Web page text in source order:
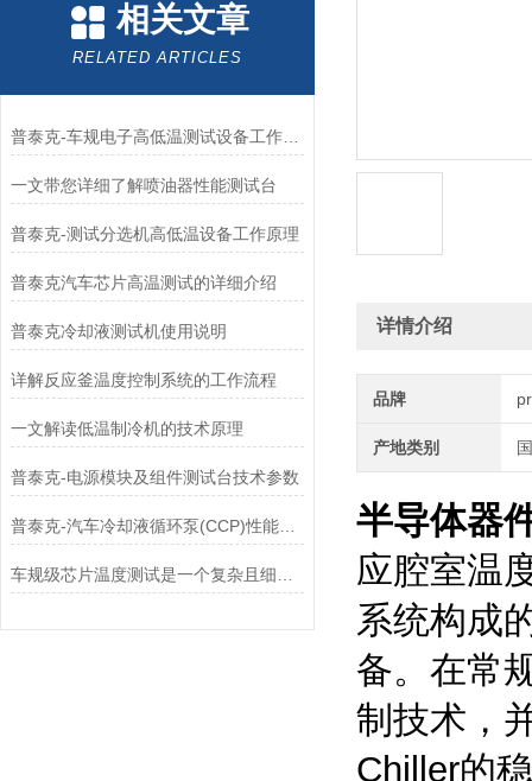
相关文章
RELATED ARTICLES
普泰克-车规电子高低温测试设备工作原理
一文带您详细了解喷油器性能测试台
普泰克-测试分选机高低温设备工作原理
普泰克汽车芯片高温测试的详细介绍
普泰克冷却液测试机使用说明
详解反应釜温度控制系统的工作流程
一文解读低温制冷机的技术原理
普泰克-电源模块及组件测试台技术参数
普泰克-汽车冷却液循环泵(CCP)性能测试台核心组成与原理
详情介绍
品牌
产地类别
半导体器
应腔室温
系统构成
备。在常
制技术，
Chiller的